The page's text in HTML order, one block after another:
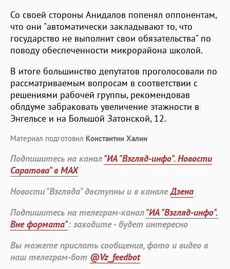
Со своей стороны Анидалов попенял оппонентам,
что они "автоматически закладывают то, что
государство не выполнит свои обязательства" по
поводу обеспеченности микрорайона школой.
В итоге большинство депутатов проголосовали по
рассматриваемым вопросам в соответствии с
решениями рабочей группы, рекомендовав
облдуме забраковать увеличение этажности в
Энгельсе и на Большой Затонской, 12.
Материал подготовил Константин Халин
Подпишитесь на канал"ИА "Взгляд-инфо". Новости
Саратова" в MAX
Новости "Взгляда" доступны и в каналеДзена
Подпишитесь на телеграм-канал"ИА "Взгляд-инфо".
Вне формата": заходите - будет интересно
Вы можете прислать сообщения, фото и видео в
наш телеграм-бот @Vz_feedbot